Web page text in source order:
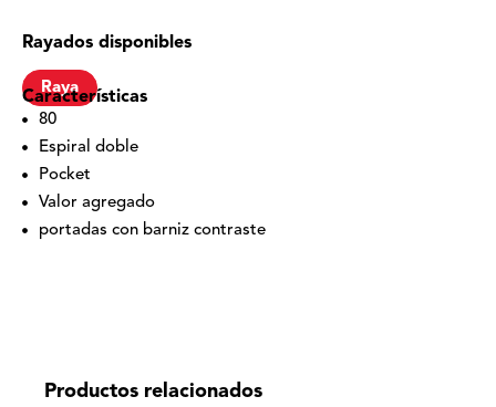
Rayados disponibles
Raya
Características
80
Espiral doble
Pocket
Valor agregado
portadas con barniz contraste
Productos relacionados